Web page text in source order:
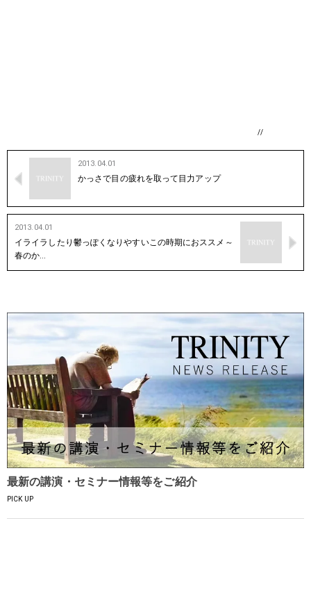
//
2013.04.01
かっさで目の疲れを取って目力アップ
2013.04.01
イライラしたり鬱っぽくなりやすいこの時期におススメ～
春のか…
最新の講演・セミナー情報等をご紹介
PICK UP